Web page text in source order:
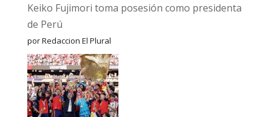
Keiko Fujimori toma posesión como presidenta
de Perú
por Redaccion El Plural